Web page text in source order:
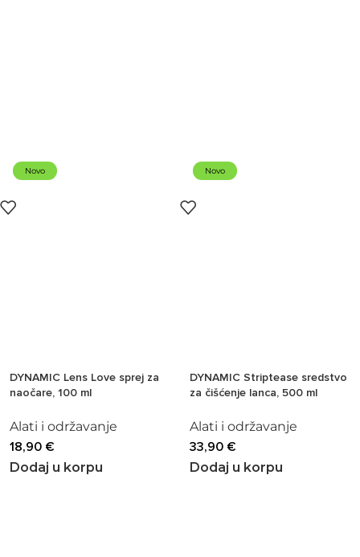
Novo
DYNAMIC Lens Love sprej za
naočare, 100 ml
Alati i održavanje
18,90 €
Dodaj u korpu
Novo
DYNAMIC Striptease sredstvo
za čišćenje lanca, 500 ml
Alati i održavanje
33,90 €
Dodaj u korpu